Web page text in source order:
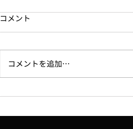
【WEB】7/16、「週刊大阪日
IMPACT」第2期決勝大会に関
コメント
コメントを追加…